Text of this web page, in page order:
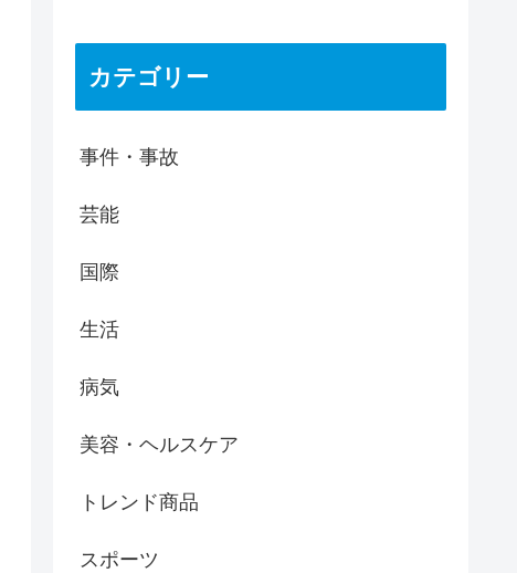
カテゴリー
事件・事故
芸能
国際
生活
病気
美容・ヘルスケア
トレンド商品
スポーツ